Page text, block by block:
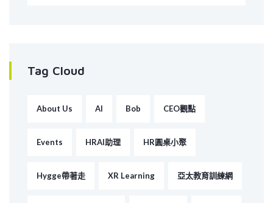
Tag Cloud
About Us AI Bob CEO觀點
Events HRAI助理 HR圓桌小聚
Hygge帶著走 XR Learning 亞太教育訓練網